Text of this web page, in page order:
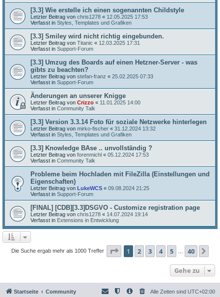
[3.3] Wie erstelle ich einen sogenannten Childstyle
Letzter Beitrag von chris1278 « 12.05.2025 17:53
Verfasst in Styles, Templates und Grafiken
[3.3] Smiley wird nicht richtig eingebunden.
Letzter Beitrag von Titanic « 12.03.2025 17:31
Verfasst in Support-Forum
[3.3] Umzug des Boards auf einen Hetzner-Server - was
gibts zu beachten?
Letzter Beitrag von stefan-franz « 25.02.2025 07:33
Verfasst in Support-Forum
Änderungen an unserer Knigge
Letzter Beitrag von Crizzo « 11.01.2025 14:00
Verfasst in Community Talk
[3.3] Version 3.3.14 Foto für soziale Netzwerke hinterlegen
Letzter Beitrag von mirko-fischer « 31.12.2024 13:32
Verfasst in Styles, Templates und Grafiken
[3.3] Knowledge BAse .. unvollständig ?
Letzter Beitrag von forenmichl « 05.12.2024 17:53
Verfasst in Community Talk
Probleme beim Hochladen mit FileZilla (Einstellungen und
Eigenschaften)
Letzter Beitrag von LukeWCS « 09.08.2024 21:25
Verfasst in Support-Forum
[FINAL] [CDB][3.3]DSGVO - Customize registration page
Letzter Beitrag von chris1278 « 14.07.2024 19:14
Verfasst in Extensions in Entwicklung
Die Suche ergab mehr als 1000 Treffer Seite 1von 40
1 2 3 4 5 40
Gehe zu
Startseite Community Alle Zeiten sind UTC+02:00